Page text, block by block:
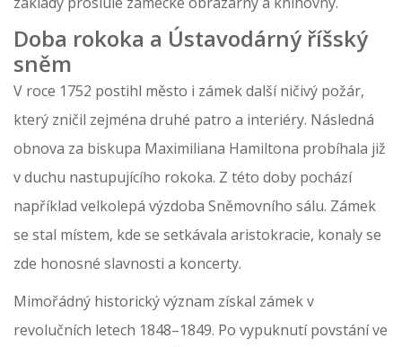
Doba rokoka a Ústavodárný říšský
sněm
V roce 1752 postihl město i zámek další ničivý požár,
který zničil zejména druhé patro a interiéry. Následná
obnova za biskupa Maximiliana Hamiltona probíhala již
v duchu nastupujícího rokoka. Z této doby pochází
například velkolepá výzdoba Sněmovního sálu. Zámek
se stal místem, kde se setkávala aristokracie, konaly se
zde honosné slavnosti a koncerty.
Mimořádný historický význam získal zámek v
revolučních letech 1848–1849. Po vypuknutí povstání ve